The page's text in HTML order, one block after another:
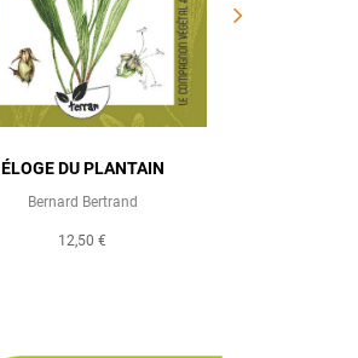
ÉLOGE DU PLANTAIN
Bernard Bertrand
12,50 €